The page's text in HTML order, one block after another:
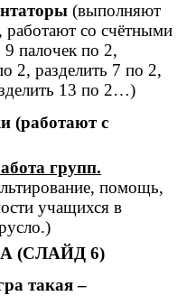
(выполняют
работают со счётными
9 палочек по 2,
2, разделить 7 по 2,
13 по 2…)
(работают с
групп.
помощь,
учащихся в
(СЛАЙД 6)
такая –